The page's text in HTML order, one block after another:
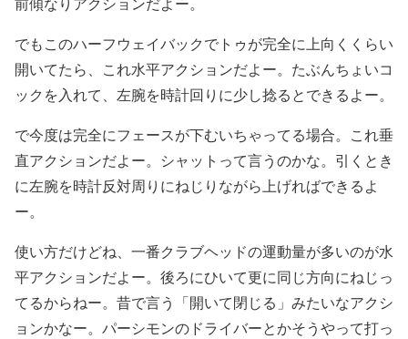
でもこのハーフウェイバックでトゥが完全に上向くくらい
開いてたら、これ水平アクションだよー。たぶんちょいコ
ックを入れて、左腕を時計回りに少し捻るとできるよー。
で今度は完全にフェースが下むいちゃってる場合。これ垂
直アクションだよー。シャットって言うのかな。引くとき
に左腕を時計反対周りにねじりながら上げればできるよ
ー。
使い方だけどね、一番クラブヘッドの運動量が多いのが水
平アクションだよー。後ろにひいて更に同じ方向にねじっ
てるからねー。昔で言う「開いて閉じる」みたいなアクシ
ョンかなー。パーシモンのドライバーとかそうやって打っ